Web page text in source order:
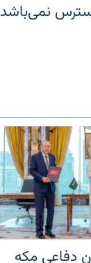
نمی‌باشد
دفاعی مکه